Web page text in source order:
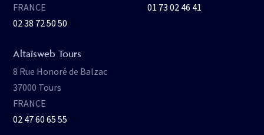
FRANCE
02 38 72 50 50
01 73 02 46 41
Altaïsweb Tours
8 Rue Honoré de Balzac
37000 Tours
FRANCE
02 47 60 65 55